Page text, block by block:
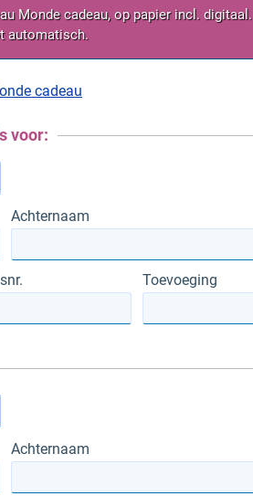
Monde cadeau, op papier incl. digitaal.
automatisch.
cadeau
voor:
Achternaam
Toevoeging
Achternaam